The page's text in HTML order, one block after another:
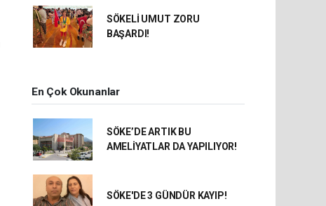
SÖKELİ UMUT ZORU
BAŞARDI!
En Çok Okunanlar
SÖKE’DE ARTIK BU
AMELİYATLAR DA YAPILIYOR!
SÖKE'DE 3 GÜNDÜR KAYIP!